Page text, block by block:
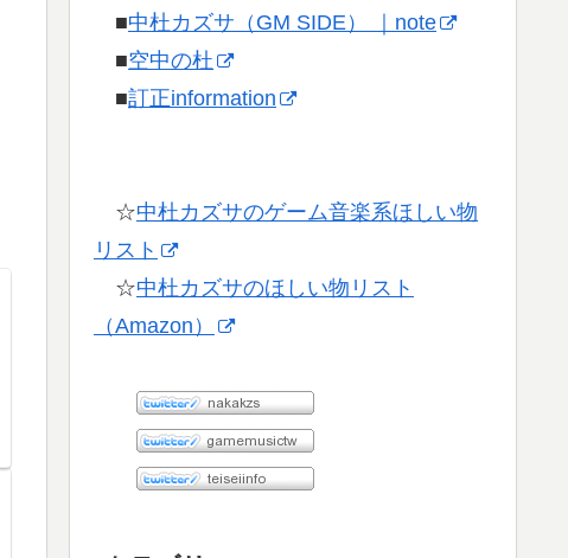
■中杜カズサ（GM SIDE） ｜note
■空中の杜
■訂正information
☆中杜カズサのゲーム音楽系ほしい物
リスト
☆中杜カズサのほしい物リスト
（Amazon）